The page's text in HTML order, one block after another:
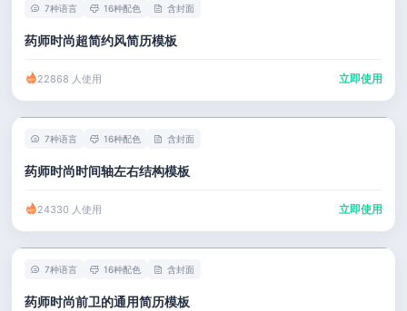
7种语言 16种配色 含封面
药师时尚超简约风简历模板
22868 人使用 立即使用
7种语言 16种配色 含封面
药师时尚时间轴左右结构模板
24330 人使用 立即使用
7种语言 16种配色 含封面
药师时尚前卫的通用简历模板